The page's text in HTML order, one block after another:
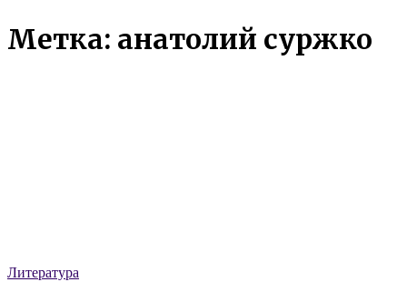
Метка: анатолий суржко
Литература